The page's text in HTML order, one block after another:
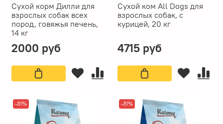
Сухой корм Дилли для
взрослых собак всех
пород, говяжья печень,
14 кг
2000 руб
Сухой ком All Dogs для
взрослых собак, с
курицей, 20 кг
4715 руб
-31% -31%